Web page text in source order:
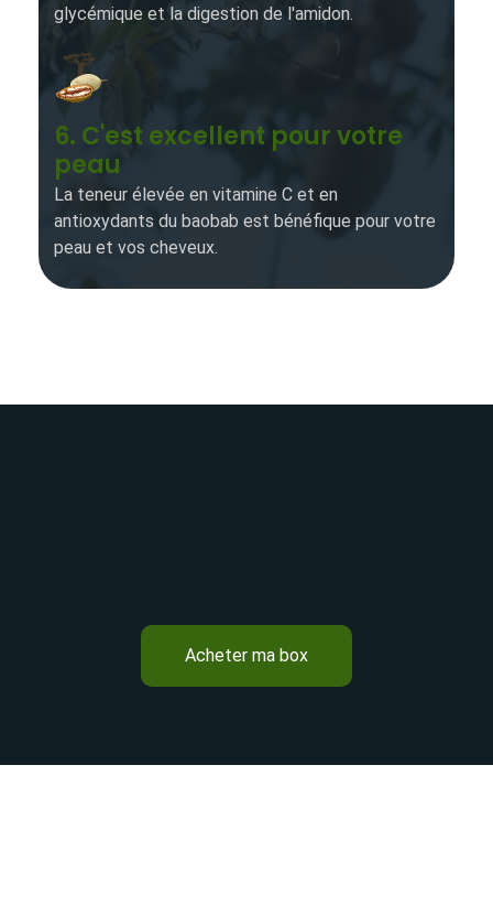
glycémique et la digestion de l'amidon.
6. C'est excellent pour votre
peau
La teneur élevée en vitamine C et en
antioxydants du baobab est bénéfique pour votre
peau et vos cheveux.
Acheter ma box